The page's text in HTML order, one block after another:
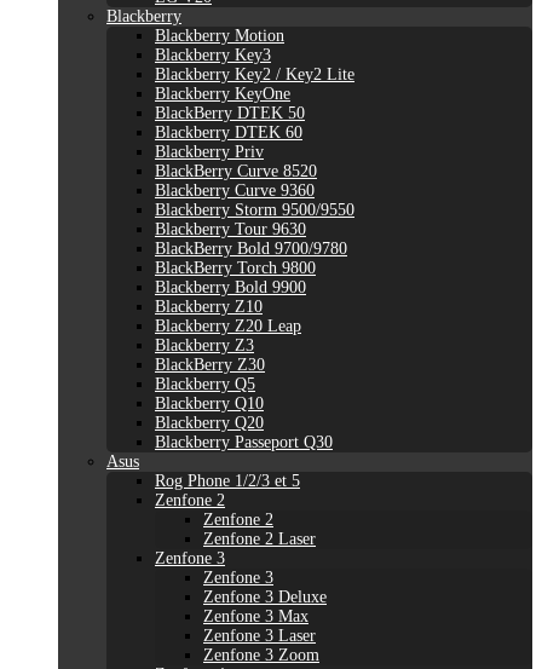
Blackberry
Blackberry Motion
Blackberry Key3
Blackberry Key2 / Key2 Lite
Blackberry KeyOne
BlackBerry DTEK 50
Blackberry DTEK 60
Blackberry Priv
BlackBerry Curve 8520
Blackberry Curve 9360
Blackberry Storm 9500/9550
Blackberry Tour 9630
BlackBerry Bold 9700/9780
BlackBerry Torch 9800
Blackberry Bold 9900
Blackberry Z10
Blackberry Z20 Leap
Blackberry Z3
BlackBerry Z30
Blackberry Q5
Blackberry Q10
Blackberry Q20
Blackberry Passeport Q30
Asus
Rog Phone 1/2/3 et 5
Zenfone 2
Zenfone 2
Zenfone 2 Laser
Zenfone 3
Zenfone 3
Zenfone 3 Deluxe
Zenfone 3 Max
Zenfone 3 Laser
Zenfone 3 Zoom